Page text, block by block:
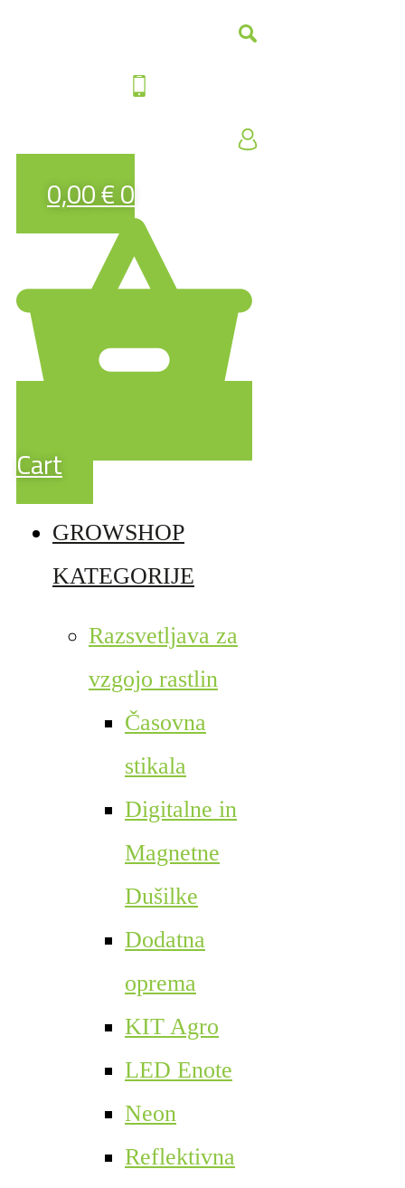
0,00€0
Cart
GROWSHOP
KATEGORIJE
Razsvetljava za
vzgojo rastlin
Časovna
stikala
Digitalne in
Magnetne
Dušilke
Dodatna
oprema
KIT Agro
LED Enote
Neon
Reflektivna